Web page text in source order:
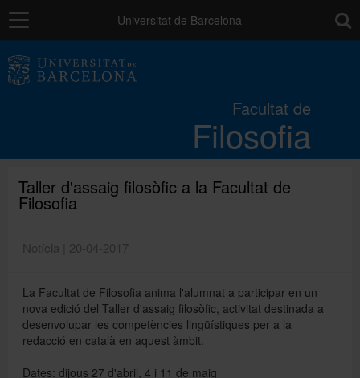
Navegació Universitat de Barcelona
Facultat de
Filosofia
Estudis
Recerca i innovació
Mobilitat
Relacions externes
Taller d'assaig filosòfic a la Facultat de
Filosofia
Notícia | 20-04-2017
La Facultat de Filosofia anima l'alumnat a participar en un
nova edició del Taller d'assaig filosòfic, activitat destinada a
desenvolupar les competències lingüístiques per a la
redacció en català en aquest àmbit.
Dates: dijous 27 d'abril, 4 i 11 de maig